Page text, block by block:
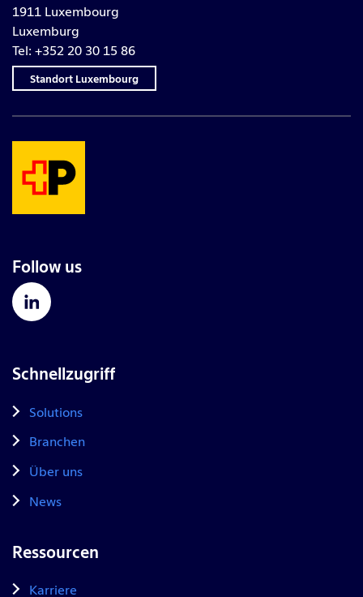
1911 Luxembourg
Luxemburg
Tel: +352 20 30 15 86
Standort Luxembourg
Follow us
Schnellzugriff
Solutions
Branchen
Über uns
News
Ressourcen
Karriere